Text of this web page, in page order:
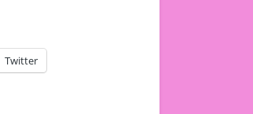
Twitter